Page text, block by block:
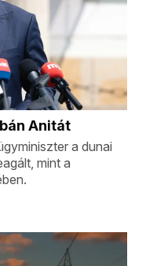
Anitát
a dunai
mint a